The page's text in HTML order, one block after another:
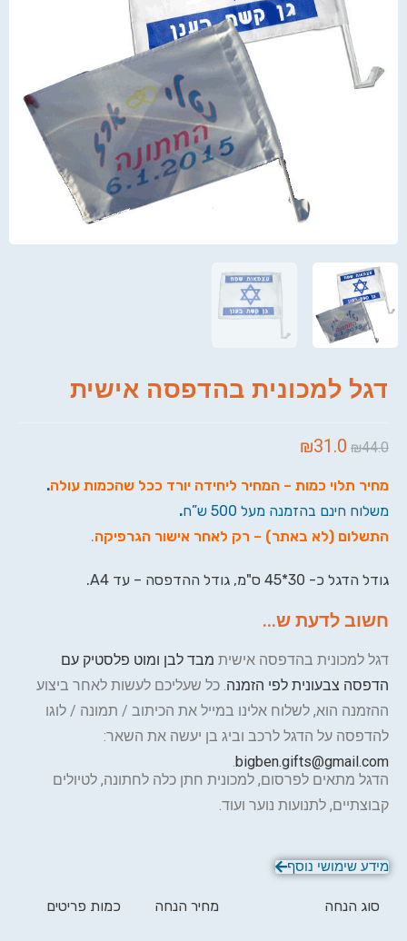
דגל למכונית בהדפסה אישית
₪44.0
₪31.0
מחיר תלוי כמות – המחיר ליחידה יורד ככל שהכמות עולה.
משלוח חינם בהזמנה מעל 500 ש”ח
.
התשלום (לא באתר) – רק לאחר אישור הגרפיקה.
גודל הדגל כ- 30*45 ס"מ, גודל ההדפסה – עד A4.
חשוב לדעת ש...
דגל למכונית בהדפסה אישית מבד לבן ומוט פלסטיק עם
הדפסה צבעונית לפי הזמנה. כל שעליכם לעשות לאחר ביצוע
ההזמנה הוא, לשלוח אלינו במייל את הכיתוב / תמונה / לוגו
להדפסה על הדגל לרכב וביג בן יעשה את השאר:
bigben.gifts@gmail.com
.
הדגל מתאים לפרסום, למכונית חתן כלה לחתונה, לטיולים
קבוצתיים, לתנועות נוער ועוד.
מידע שימושי נוסף
סוג הנחה מחיר הנחה כמות פריטים